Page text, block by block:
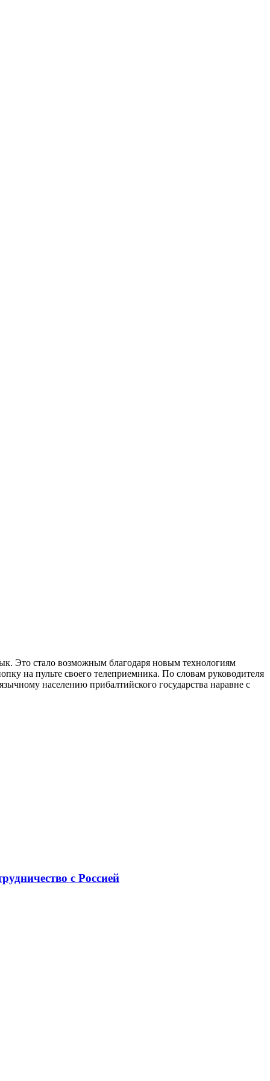
Это стало возможным благодаря новым технологиям
на пульте своего телеприемника. По словам руководителя
населению прибалтийского государства наравне с
с Россией